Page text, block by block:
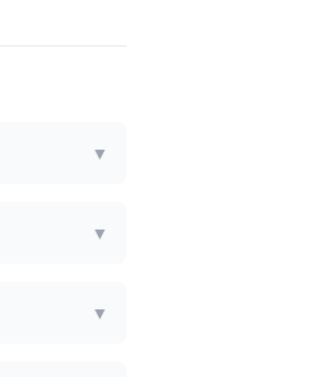
▼
▼
▼